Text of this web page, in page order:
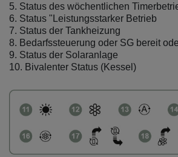
5. Status des wöchentlichen
6. Status "Leistungsstarker Betrieb
7. Status der Tankheizung
8. Bedarfssteuerung oder SG bereit
9. Status der Solaranlage
10. Bivalenter Status (Kessel)